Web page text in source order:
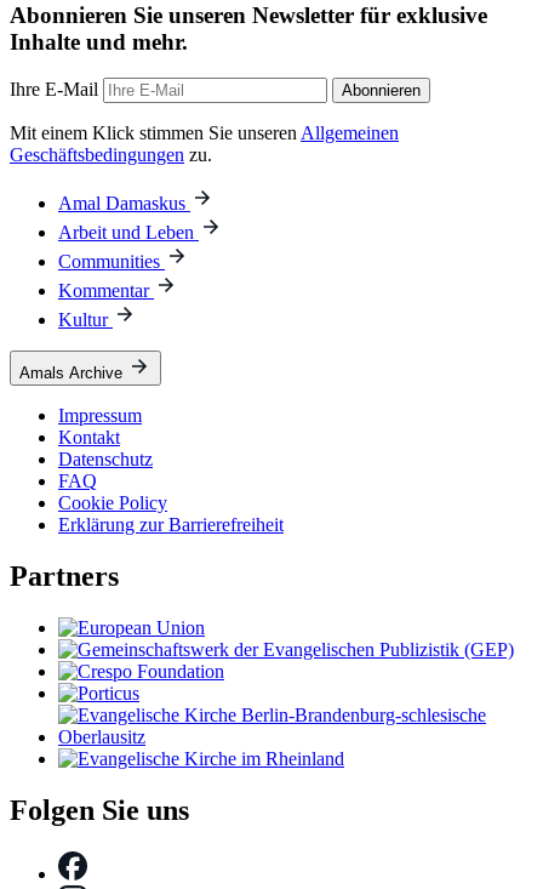
Abonnieren Sie unseren Newsletter für exklusive
Inhalte und mehr.
Ihre E-Mail Abonnieren
Mit einem Klick stimmen Sie unseren Allgemeinen
Geschäftsbedingungen zu.
Amal Damaskus
Arbeit und Leben
Communities
Kommentar
Kultur
Amals Archive
Impressum
Kontakt
Datenschutz
FAQ
Cookie Policy
Erklärung zur Barrierefreiheit
Partners
Folgen Sie uns